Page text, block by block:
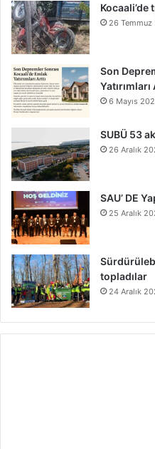
Kocaali’de
26 Temmuz
Son
Yatırımları
6 Mayıs
SUBÜ 53
26 Aralık
SAU’ DE
25 Aralık
topladılar
24 Aralık